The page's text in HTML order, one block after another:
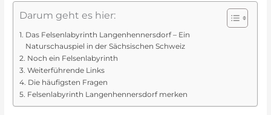
Darum geht es hier:
Das Felsenlabyrinth Langenhennersdorf – Ein
Naturschauspiel in der Sächsischen Schweiz
Noch ein Felsenlabyrinth
Weiterführende Links
Die häufigsten Fragen
Felsenlabyrinth Langenhennersdorf merken